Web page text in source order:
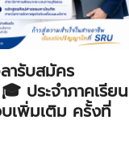
ารับสมัคร
ประจำภาคเรียน
เพิ่มเติม ครั้งที่